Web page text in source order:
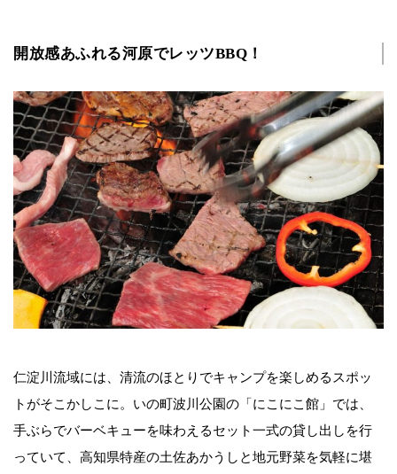
開放感あふれる河原でレッツBBQ！
仁淀川流域には、清流のほとりでキャンプを楽しめるスポッ
トがそこかしこに。いの町波川公園の「にこにこ館」では、
手ぶらでバーベキューを味わえるセット一式の貸し出しを行
っていて、高知県特産の土佐あかうしと地元野菜を気軽に堪